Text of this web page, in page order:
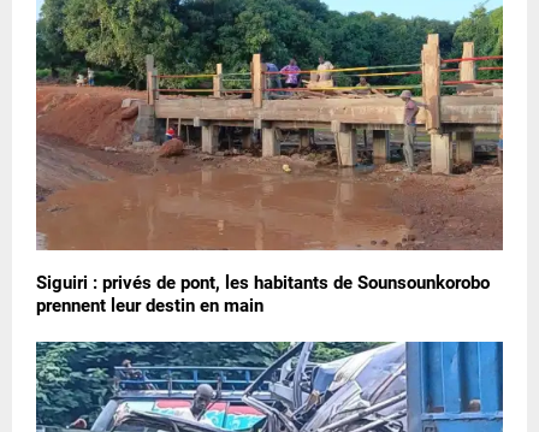
Siguiri : privés de pont, les habitants de Sounsounkorobo
prennent leur destin en main